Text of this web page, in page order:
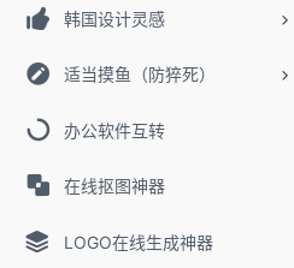
韩国设计灵感
适当摸鱼（防猝死）
办公软件互转
在线抠图神器
LOGO在线生成神器